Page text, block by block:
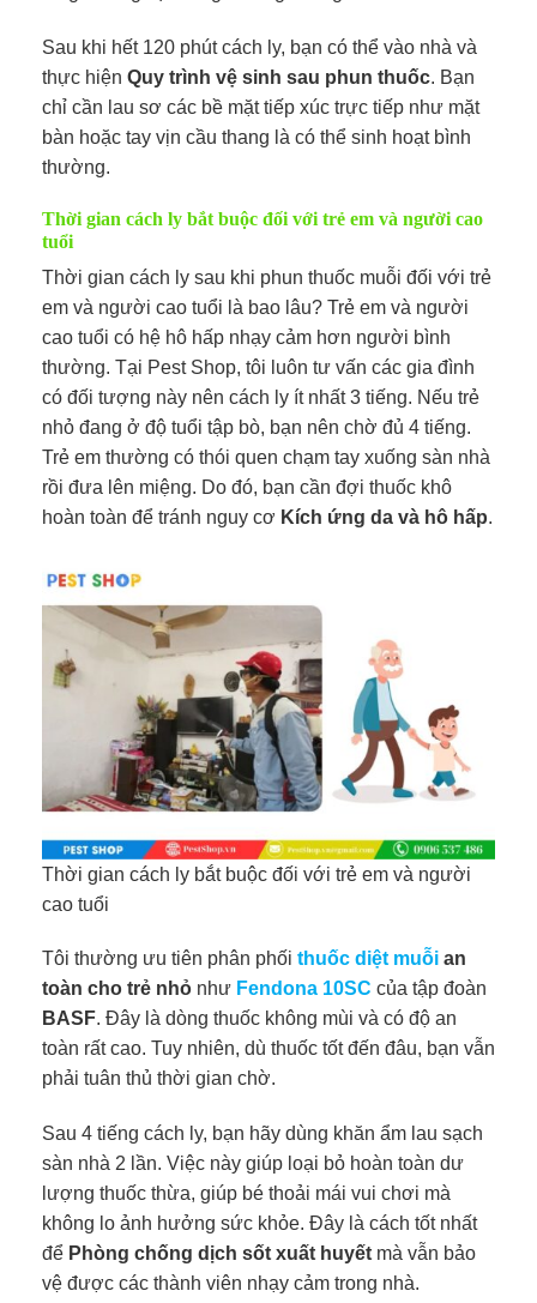
Sau khi hết 120 phút cách ly, bạn có thể vào nhà và
thực hiện Quy trình vệ sinh sau phun thuốc. Bạn
chỉ cần lau sơ các bề mặt tiếp xúc trực tiếp như mặt
bàn hoặc tay vịn cầu thang là có thể sinh hoạt bình
thường.
Thời gian cách ly bắt buộc đối với trẻ em và người cao
tuổi
Thời gian cách ly sau khi phun thuốc muỗi đối với trẻ
em và người cao tuổi là bao lâu? Trẻ em và người
cao tuổi có hệ hô hấp nhạy cảm hơn người bình
thường. Tại Pest Shop, tôi luôn tư vấn các gia đình
có đối tượng này nên cách ly ít nhất 3 tiếng. Nếu trẻ
nhỏ đang ở độ tuổi tập bò, bạn nên chờ đủ 4 tiếng.
Trẻ em thường có thói quen chạm tay xuống sàn nhà
rồi đưa lên miệng. Do đó, bạn cần đợi thuốc khô
hoàn toàn để tránh nguy cơ Kích ứng da và hô hấp.
Thời gian cách ly bắt buộc đối với trẻ em và người
cao tuổi
Tôi thường ưu tiên phân phối thuốc diệt muỗi an
toàn cho trẻ nhỏ như Fendona 10SC của tập đoàn
BASF. Đây là dòng thuốc không mùi và có độ an
toàn rất cao. Tuy nhiên, dù thuốc tốt đến đâu, bạn vẫn
phải tuân thủ thời gian chờ.
Sau 4 tiếng cách ly, bạn hãy dùng khăn ẩm lau sạch
sàn nhà 2 lần. Việc này giúp loại bỏ hoàn toàn dư
lượng thuốc thừa, giúp bé thoải mái vui chơi mà
không lo ảnh hưởng sức khỏe. Đây là cách tốt nhất
để Phòng chống dịch sốt xuất huyết mà vẫn bảo
vệ được các thành viên nhạy cảm trong nhà.